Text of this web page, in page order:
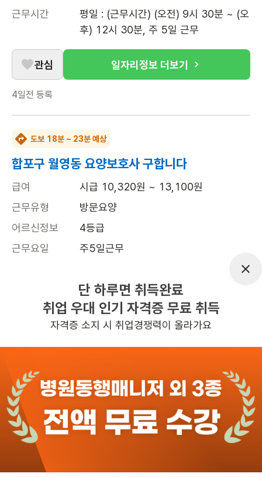
근무시간
평일 : (근무시간) (오전) 9시 30분 ~ (오
후) 12시 30분, 주 5일 근무
관심 일자리정보 더보기
4일전 등록
도보 18분 ~ 23분 예상
합포구 월영동 요양보호사 구합니다
급여
시급 10,320원 ~ 13,100원
근무유형
방문요양
어르신정보
4등급
근무요일
주5일근무
평일 : (근무시간) (오전) 9시 00분 ~ (오
후) 2시 00분, 주 5일 근무
높은급여
관심 일자리정보 더보기
1시간전등록
반경 3KM 이내의 일자리 확인하기
단 하루면 취득완료
취업 우대 인기 자격증 무료 취득
자격증 소지 시 취업경쟁력이 올라가요